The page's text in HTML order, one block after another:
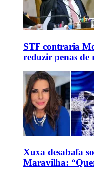
STF contraria
reduzir penas de
Xuxa desabafa
Maravilha: